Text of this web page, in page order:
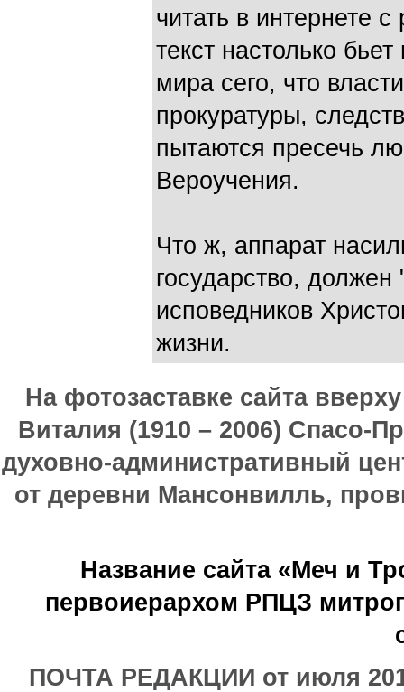
читать в интернете
текст настолько
мира сего, что
прокуратуры,
пытаются пресечь
Вероучения.
Что ж, аппарат
государство,
исповедников
жизни.
На фотозаставке сайта
Виталия (1910 – 2006) Спасо-
духовно-административный
от деревни Мансонвилль,
Название сайта «Меч и
первоиерархом РПЦЗ
ПОЧТА РЕДАКЦИИ от июля